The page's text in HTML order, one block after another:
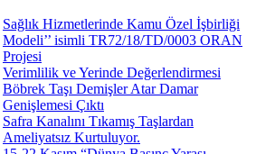
Sağlık Hizmetlerinde Kamu Özel İşbirliği
Modeli’’ isimli TR72/18/TD/0003 ORAN
Projesi
Verimlilik ve Yerinde Değerlendirmesi
Böbrek Taşı Demişler Atar Damar
Genişlemesi Çıktı
Safra Kanalını Tıkamış Taşlardan
Ameliyatsız Kurtuluyor.